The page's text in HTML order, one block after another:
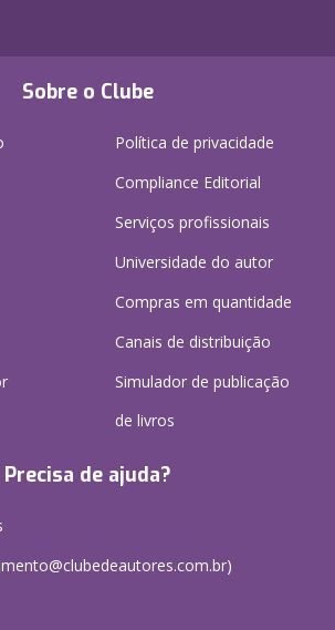
Sobre o Clube
Política de privacidade
Compliance Editorial
Serviços profissionais
Universidade do autor
Compras em quantidade
Canais de distribuição
Simulador de publicação
de livros
Precisa de ajuda?